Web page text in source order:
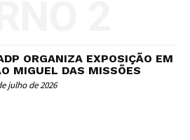
2
ORGANIZA EXPOSIÇÃO EM
MIGUEL DAS MISSÕES
julho de 2026